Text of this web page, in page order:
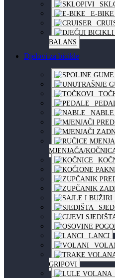
E-BIKE
BALANS
Djelovi za bicikle
NABLE
MJENJAČA/
LANCI
GRIPOVI